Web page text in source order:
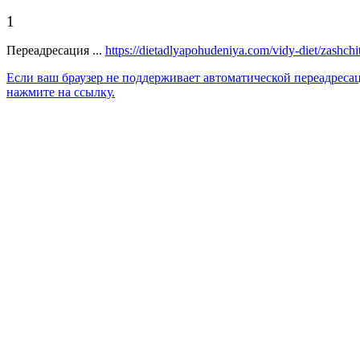
1
Переадресация ... https://dietadlyapohudeniya.com/vidy-diet/
Если ваш браузер не поддерживает автоматической
нажмите на ссылку.